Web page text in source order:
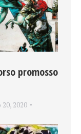
promosso
2020